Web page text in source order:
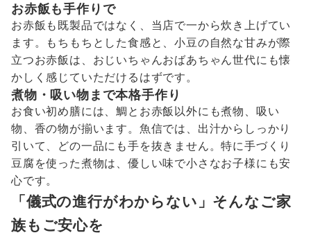
お赤飯も手作りで
お赤飯も既製品ではなく、当店で一から炊き上げてい
ます。もちもちとした食感と、小豆の自然な甘みが際
立つお赤飯は、おじいちゃんおばあちゃん世代にも懐
かしく感じていただけるはずです。
煮物・吸い物まで本格手作り
お食い初め膳には、鯛とお赤飯以外にも煮物、吸い
物、香の物が揃います。魚信では、出汁からしっかり
引いて、どの一品にも手を抜きません。特に手づくり
豆腐を使った煮物は、優しい味で小さなお子様にも安
心です。
「儀式の進行がわからない」そんなご家
族もご安心を